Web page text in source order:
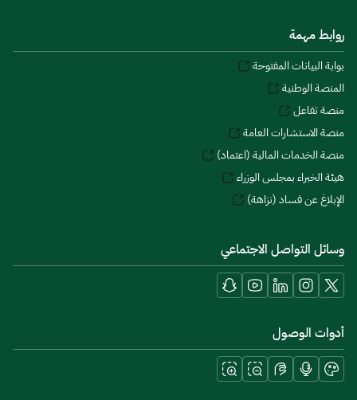
روابط مهمة
بوابة البيانات المفتوحة
المنصة الوطنية
منصة تفاعل
منصة الاستشارات العامة
منصة الخدمات المالية (اعتماد)
هيئة الخبراء بمجلس الوزراء
الإبلاغ عن فساد (نزاهة)
وسائل التواصل الاجتماعي
أدوات الوصول